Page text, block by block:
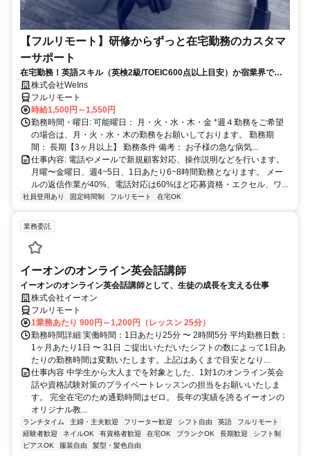
【フルリモート】研修からずっと在宅勤務のカスタマ
ーサポート
在宅勤務！英語スキル（英検2級/TOEIC600点以上目安）か宿業界での
就労経験のいずれか必須★週4〜OK◎
株式会社WeIns
フルリモート
時給1,500円～1,550円
勤務時間・曜日: 可能曜日： 月・火・水・木・金 *週４勤務をご希望
の場合は、月・火・水・木の勤務をお願いしております。 勤務期
間： 長期【3ヶ月以上】 勤務条件 備考： お子様の急な病気...
仕事内容: 電話やメールで新規顧客対応、操作説明などを行います。
月曜〜金曜日、週4~5日、1日あたり6~8時間勤務となります。 メー
ルの返信作業が40%、電話対応は60%ほど応募資格・エクセル、ワ...
社員登用あり 固定時間制 フルリモート 在宅OK
業務委託
イーオンのオンライン英会話講師
イーオンのオンライン英会話講師として、生徒の成長を支える仕事
株式会社イーオン
フルリモート
1業務あたり 900円～1,200円（レッスン 25分）
勤務時間詳細 実働時間：1日あたり25分 〜 2時間5分 平均勤務日数：
1ヶ月あたり1日 〜 31日 ご提出いただいたシフトの数によって1日あ
たりの勤務時間は変動いたします。上記はあくまで目安となり...
仕事内容 中学生から大人までを対象とした、1対1のオンライン英会
話や資格試験対策のプライベートレッスンの担当をお願いいたしま
す。 完全在宅のため通勤時間はゼロ。 長年の実績を誇るイーオンの
オリジナル教...
ランチタイム 主婦・主夫歓迎 フリーター歓迎 シフト自由 英語
フルリモート
経験者歓迎
ネイルOK 有資格者歓迎 在宅OK ブランクOK 長期歓迎
シフト制
ピアスOK
服装自由 髪型・髪色自由